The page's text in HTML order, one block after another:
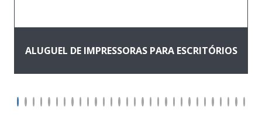
ALUGUEL DE IMPRESSORAS PARA ESCRITÓRIOS